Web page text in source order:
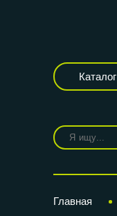
Каталог
Главная